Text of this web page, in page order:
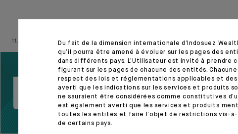
11.06.26 12.06.25
Du fait de la dimension internationale d’Indosuez
qu’il pourra être amené à évoluer sur les pages des
dans différents pays. L’Utilisateur est invité à prendre
figurant sur les pages de chacune des entités.
respect des lois et réglementations applicables et des
averti que les indications sur les services et produits
ne sauraient être considérées comme constitutives
est également averti que les services et produits
toutes les entités et faire l’objet de restrictions vis-à-
de certains pays.